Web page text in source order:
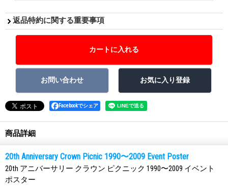
返品特約に関する重要事項
Facebookでシェア
商品詳細
20th Anniversary Crown Picnic 1990〜2009 Event Poster
20th アニバーサリー クラウン ピクニック 1990〜2009 イベント
ポスター